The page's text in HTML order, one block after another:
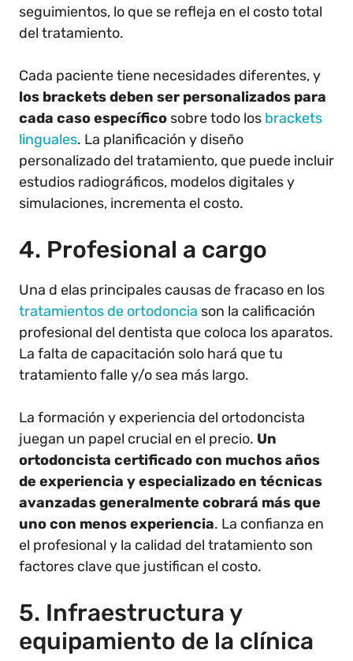
seguimientos, lo que se refleja en el costo total
del tratamiento.
Cada paciente tiene necesidades diferentes, y
los brackets deben ser personalizados para
cada caso específico sobre todo los brackets
linguales. La planificación y diseño
personalizado del tratamiento, que puede incluir
estudios radiográficos, modelos digitales y
simulaciones, incrementa el costo.
4. Profesional a cargo
Una d elas principales causas de fracaso en los
tratamientos de ortodoncia son la calificación
profesional del dentista que coloca los aparatos.
La falta de capacitación solo hará que tu
tratamiento falle y/o sea más largo.
La formación y experiencia del ortodoncista
juegan un papel crucial en el precio. Un
ortodoncista certificado con muchos años
de experiencia y especializado en técnicas
avanzadas generalmente cobrará más que
uno con menos experiencia. La confianza en
el profesional y la calidad del tratamiento son
factores clave que justifican el costo.
5. Infraestructura y
equipamiento de la clínica